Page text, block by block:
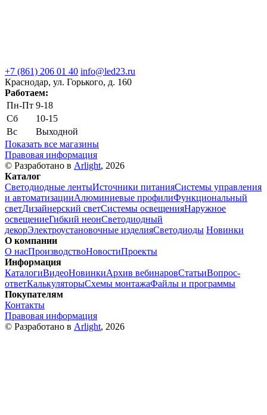
+7 (861) 206 01 40 info@led23.ru
Краснодар, ул. Горького, д. 160
Работаем:
Пн-Пт 9-18
Сб
10-15
Вс
Выходной
Показать все магазины
Правовая информация
© Разработано в Arlight, 2026
Каталог
Светодиодные лентыИсточники питанияСистемы управления
и автоматизацииАлюминиевые профилиФункциональный
светДизайнерский светСистемы освещенияНаружное
освещениеГибкий неонСветодиодный
декорЭлектроустановочные изделияСветодиоды Новинки
О компании
О насПроизводствоНовостиПроекты
Информация
КаталогиВидеоНовинкиАрхив вебинаровСтатьиВопрос-
ответКалькуляторыСхемы монтажаФайлы и программы
Покупателям
Контакты
Правовая информация
© Разработано в Arlight, 2026